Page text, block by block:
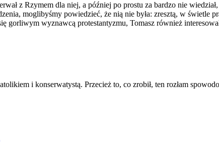
z Rzymem dla niej, a później po prostu za bardzo nie
moglibyśmy powiedzieć, że nią nie była: zresztą, w świetle
gorliwym wyznawcą protestantyzmu, Tomasz również
i konserwatystą. Przecież to, co zrobił, ten rozłam